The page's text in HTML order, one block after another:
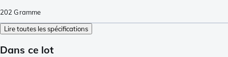
202 Gramme
Lire toutes les spécifications
Dans ce lot